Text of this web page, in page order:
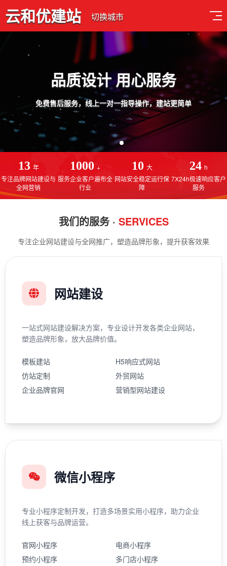
云和优建站 切换城市
品质设计 用心服务
免费售后服务，线上一对一指导操作，建站更简单
13 年
专注品牌网站建设与
全网营销
1000 +
服务企业客户遍布全
行业
10 大
网站安全稳定运行保
障
24 h
7X24h极速响应客户
服务
我们的服务 · SERVICES
专注企业网站建设与全网推广，塑造品牌形象，提升获客效果
网站建设
一站式网站建设解决方案，专业设计开发各类企业网站，
塑造品牌形象，放大品牌价值。
模板建站
H5响应式网站
仿站定制
外贸网站
企业品牌官网
营销型网站建设
微信小程序
专业小程序定制开发，打造多场景实用小程序，助力企业
线上获客与品牌运营。
官网小程序
电商小程序
预约小程序
多门店小程序